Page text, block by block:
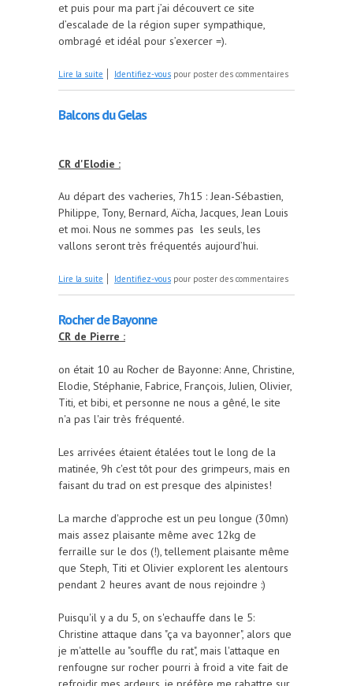
et puis pour ma part j’ai découvert ce site
d’escalade de la région super sympathique,
ombragé et idéal pour s’exercer =).
Lire la suite de Grimpe à Gorbio
Identifiez-vous pour poster des commentaires
Balcons du Gelas
CR d'Elodie :
Au départ des vacheries, 7h15 : Jean-Sébastien,
Philippe, Tony, Bernard, Aïcha, Jacques, Jean Louis
et moi. Nous ne sommes pas les seuls, les
vallons seront très fréquentés aujourd’hui.
Lire la suite de Balcons du Gelas
Identifiez-vous pour poster des commentaires
Rocher de Bayonne
CR de Pierre :
on était 10 au Rocher de Bayonne: Anne, Christine,
Elodie, Stéphanie, Fabrice, François, Julien, Olivier,
Titi, et bibi, et personne ne nous a gêné, le site
n'a pas l'air très fréquenté.
Les arrivées étaient étalées tout le long de la
matinée, 9h c'est tôt pour des grimpeurs, mais en
faisant du trad on est presque des alpinistes!
La marche d'approche est un peu longue (30mn)
mais assez plaisante même avec 12kg de
ferraille sur le dos (!), tellement plaisante même
que Steph, Titi et Olivier explorent les alentours
pendant 2 heures avant de nous rejoindre :)
Puisqu'il y a du 5, on s'echauffe dans le 5:
Christine attaque dans "ça va bayonner", alors que
je m'attelle au "souffle du rat", mais l'attaque en
renfougne sur rocher pourri à froid a vite fait de